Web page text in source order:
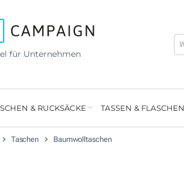
für Unternehmen
& RUCKSÄCKE TASSEN & FLASCHEN
Taschen Baumwolltaschen